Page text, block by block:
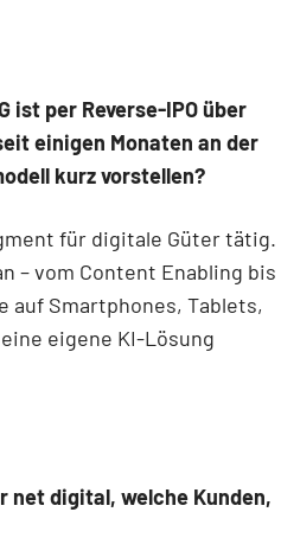
ist per Reverse-IPO über
einigen Monaten an der
kurz vorstellen?
für digitale Güter tätig.
– vom Content Enabling bis
auf Smartphones, Tablets,
eigene KI-Lösung
net digital, welche Kunden,